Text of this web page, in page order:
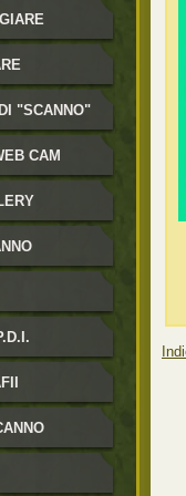
"SCANNO"
CAM